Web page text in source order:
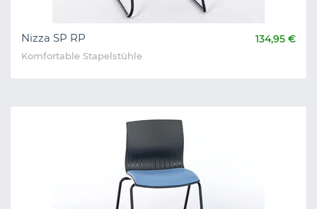
Nizza SP RP 134,95 €
Komfortable Stapelstühle